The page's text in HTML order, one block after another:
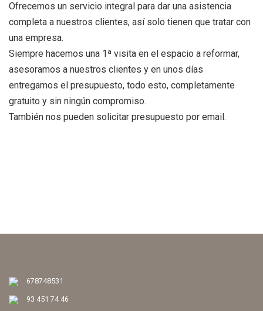
Ofrecemos un servicio integral para dar una asistencia
completa a nuestros clientes, así solo tienen que tratar con
una empresa.
Siempre hacemos una 1ª visita en el espacio a reformar,
asesoramos a nuestros clientes y en unos días
entregamos el presupuesto, todo esto, completamente
gratuito y sin ningún compromiso.
También nos pueden solicitar presupuesto por email.
678748531
93 451 74 46